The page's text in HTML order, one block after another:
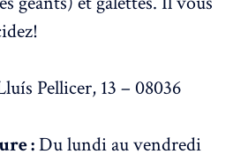
Pellicer, 13 – 08036
:Du lundi au vendredi